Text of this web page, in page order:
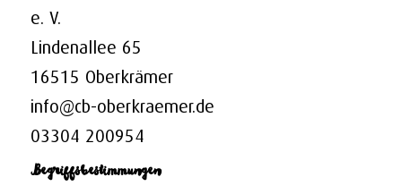
e. V.
Lindenallee 65
16515 Oberkrämer
info@cb-oberkraemer.de
03304 200954
Begriffsbestimmungen